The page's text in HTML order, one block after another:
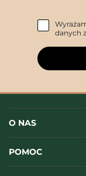
danych
O NAS
POMOC